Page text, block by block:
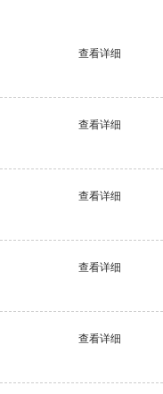
查看详细
查看详细
查看详细
查看详细
查看详细